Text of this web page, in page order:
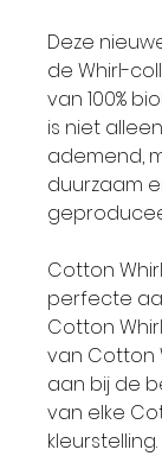
Deze
de Whirl-
van 100%
is niet
ademend,
duurzaam
Cotton
perfecte
Cotton
van Cotton
aan bij de
van elke
kleurstelling.